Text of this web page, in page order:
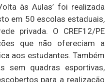
às Aulas’ foi realizada
em 50 escolas estaduais,
privada. O CREF12/PE
que não ofereciam a
aos estudantes. Também
sem quadras esportivas,
para a realização